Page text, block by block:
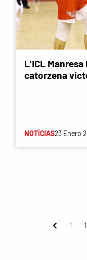
L’ICL
catorzena
NOTÍCIAS23 Enero
1